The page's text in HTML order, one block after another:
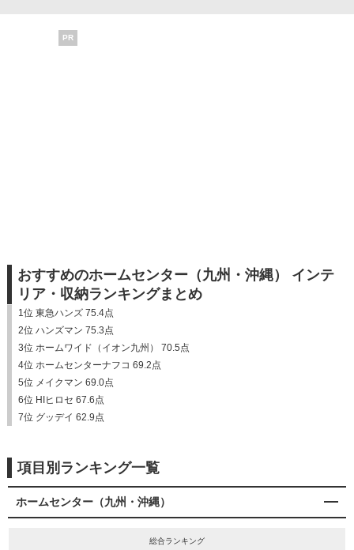
PR
おすすめのホームセンター（九州・沖縄） インテ
リア・収納ランキングまとめ
1位 東急ハンズ 75.4点
2位 ハンズマン 75.3点
3位 ホームワイド（イオン九州） 70.5点
4位 ホームセンターナフコ 69.2点
5位 メイクマン 69.0点
6位 HIヒロセ 67.6点
7位 グッデイ 62.9点
項目別ランキング一覧
ホームセンター（九州・沖縄）
総合ランキング